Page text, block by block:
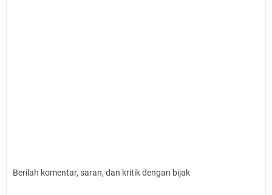
Berilah komentar, saran, dan kritik dengan bijak